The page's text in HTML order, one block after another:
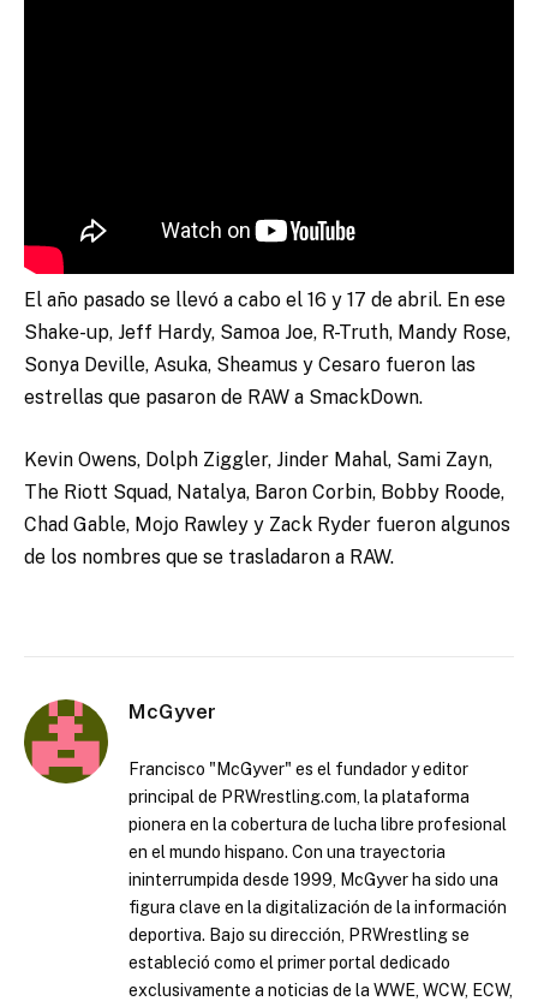
El año pasado se llevó a cabo el 16 y 17 de abril. En ese
Shake-up, Jeff Hardy, Samoa Joe, R-Truth, Mandy Rose,
Sonya Deville, Asuka, Sheamus y Cesaro fueron las
estrellas que pasaron de RAW a SmackDown.
Kevin Owens, Dolph Ziggler, Jinder Mahal, Sami Zayn,
The Riott Squad, Natalya, Baron Corbin, Bobby Roode,
Chad Gable, Mojo Rawley y Zack Ryder fueron algunos
de los nombres que se trasladaron a RAW.
McGyver
Francisco "McGyver" es el fundador y editor
principal de PRWrestling.com, la plataforma
pionera en la cobertura de lucha libre profesional
en el mundo hispano. Con una trayectoria
ininterrumpida desde 1999, McGyver ha sido una
figura clave en la digitalización de la información
deportiva. Bajo su dirección, PRWrestling se
estableció como el primer portal dedicado
exclusivamente a noticias de la WWE, WCW, ECW,